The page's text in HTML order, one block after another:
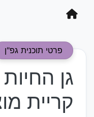
פרטי תוכנית גפ"ן
גן
קריית